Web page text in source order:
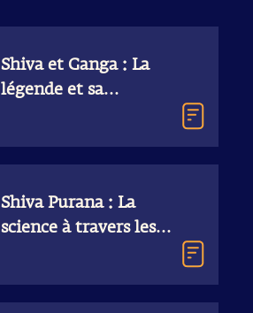
Shiva et Ganga : La
légende et sa
Shiva Purana : La
science à travers les